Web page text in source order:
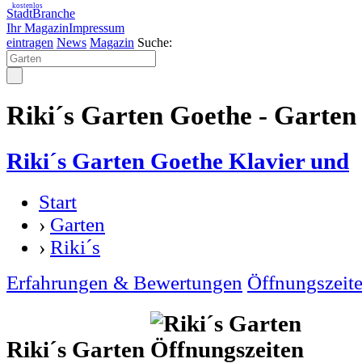
StadtBranche
Ihr MagazinImpressum
kostenlos
eintragen News Magazin Suche:
Riki´s Garten Goethe - Garten
Riki´s Garten Goethe Klavier und
Start
› Garten
› Riki´s
Erfahrungen & Bewertungen
Riki´s Garten